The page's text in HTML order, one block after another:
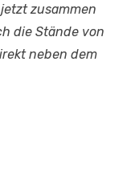
zusammen
die Stände von
neben dem